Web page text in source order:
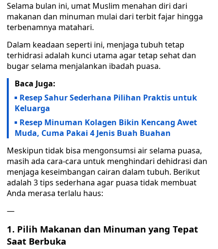
Selama bulan ini, umat Muslim menahan diri dari
makanan dan minuman mulai dari terbit fajar hingga
terbenamnya matahari.
Dalam keadaan seperti ini, menjaga tubuh tetap
terhidrasi adalah kunci utama agar tetap sehat dan
bugar selama menjalankan ibadah puasa.
Baca Juga:
Resep Sahur Sederhana Pilihan Praktis untuk
Keluarga
Resep Minuman Kolagen Bikin Kencang Awet
Muda, Cuma Pakai 4 Jenis Buah Buahan
Meskipun tidak bisa mengonsumsi air selama puasa,
masih ada cara-cara untuk menghindari dehidrasi dan
menjaga keseimbangan cairan dalam tubuh. Berikut
adalah 3 tips sederhana agar puasa tidak membuat
Anda merasa terlalu haus:
—
1. Pilih Makanan dan Minuman yang Tepat
Saat Berbuka